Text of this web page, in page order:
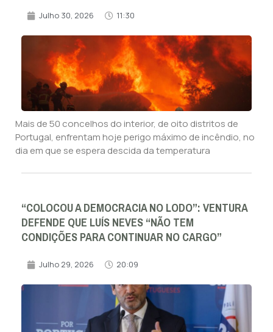
Julho 30, 2026 11:30
Mais de 50 concelhos do interior, de oito distritos de
Portugal, enfrentam hoje perigo máximo de incêndio, no
dia em que se espera descida da temperatura
“COLOCOU A DEMOCRACIA NO LODO”: VENTURA
DEFENDE QUE LUÍS NEVES “NÃO TEM
CONDIÇÕES PARA CONTINUAR NO CARGO”
Julho 29, 2026 20:09